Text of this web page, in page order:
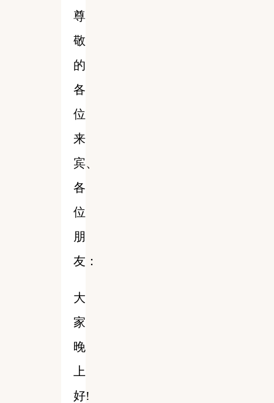
尊
敬
的
各
位
来
宾、
各
位
朋
友：
大
家
晚
上
好!